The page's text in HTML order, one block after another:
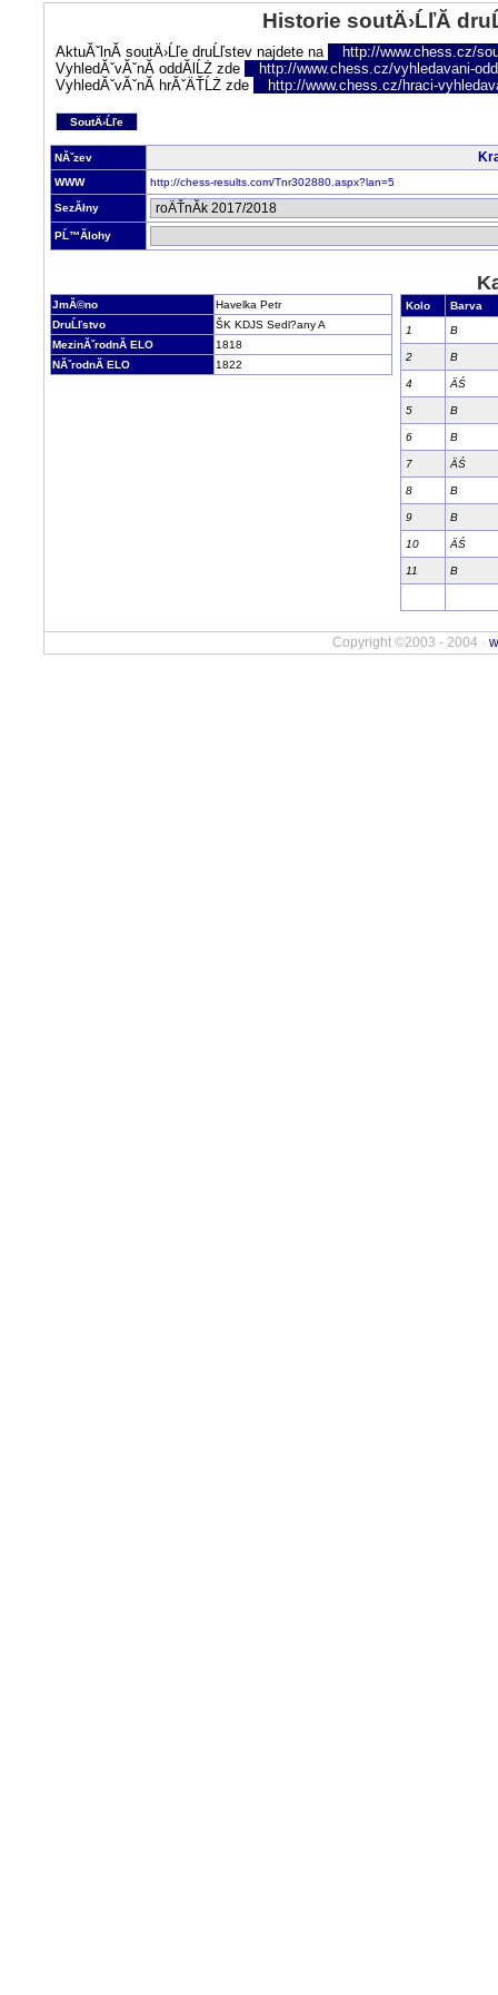
Historie soutÄ›ĹľĂ­
AktuĂˇlnĂ­ soutÄ›Ĺľe druĹľstev najdete na
http://www.chess.cz/
VyhledĂˇvĂˇnĂ­ oddĂ­lĹŻ zde
http://www.chess.cz/vyhledavani-
VyhledĂˇvĂˇnĂ­ hrĂˇÄŤĹŻ zde
http://www.chess.cz/hraci-
SoutÄ›Ĺľe
NĂˇzev
WWW http://chess-results.com/Tnr302880.aspx?lan=5
SezĂłny
PĹ™Ă­lohy
JmĂ©no
Havelka Petr
DruĹľstvo
ŠK KDJS Sedl?any A
MezinĂˇrodnĂ­ ELO
1818
NĂˇrodnĂ­ ELO
1822
Kolo
Barva
1
B
2 B
4 ÄŚ
5 B
6 B
7 ÄŚ
8 B
9 B
10 ÄŚ
11 B
Copyright ©2003 - 2004 ·